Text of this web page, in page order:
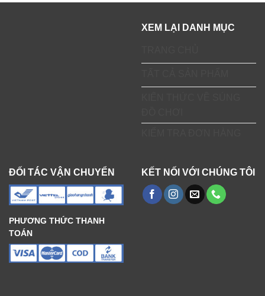
XEM LẠI DANH MỤC
ĐỐI TÁC VẬN CHUYỂN
PHƯƠNG THỨC THANH
TOÁN
KẾT NỐI VỚI CHÚNG TÔI